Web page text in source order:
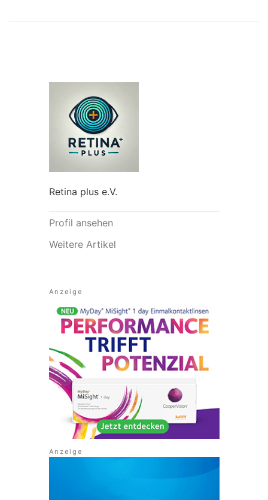
Retina plus e.V.
Profil ansehen
Weitere Artikel